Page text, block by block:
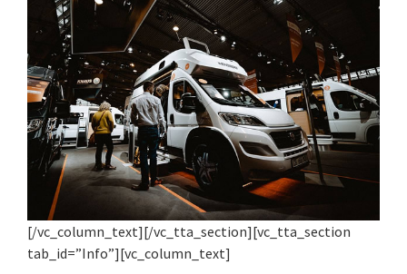
[/vc_column_text][/vc_tta_section][vc_tta_section
tab_id=”Info”][vc_column_text]